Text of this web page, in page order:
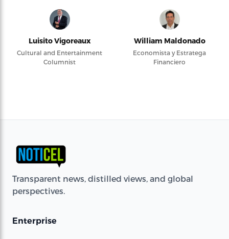
Luisito Vigoreaux
Cultural and Entertainment
Columnist
William Maldonado
Economista y Estratega
Financiero
Transparent news, distilled views, and global
perspectives.
Enterprise